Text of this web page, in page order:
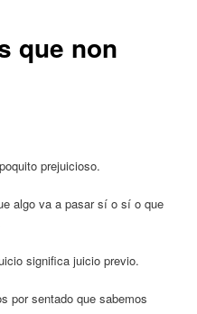
que non
prejuicioso.
algo va a pasar sí o sí o que
significa juicio previo.
por sentado que sabemos